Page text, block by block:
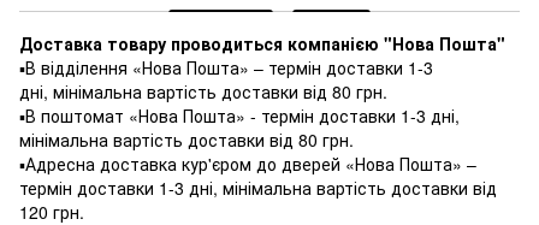
Доставка товару проводиться компанією "Нова Пошта"
▪️В відділення «Нова Пошта» – термін доставки 1-3
дні, мінімальна вартість доставки від 80 грн.
▪️В поштомат «Нова Пошта» - термін доставки 1-3 дні,
мінімальна вартість доставки від 80 грн.
▪️Адресна доставка кур'єром до дверей «Нова Пошта» –
термін доставки 1-3 дні, мінімальна вартість доставки від
120 грн.